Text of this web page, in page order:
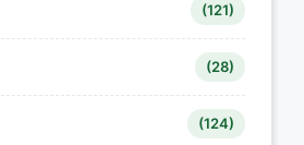
(121)
(28)
(124)